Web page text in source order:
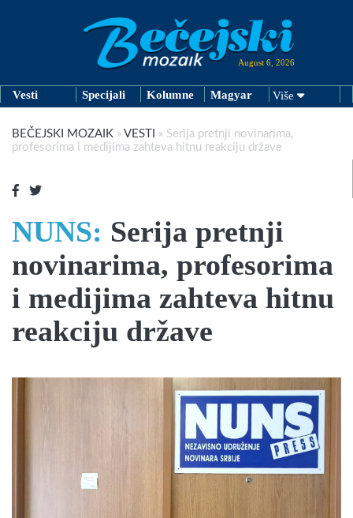
August 6, 2026
Vesti Specijali Kolumne Magyar Više
BEČEJSKI MOZAIK » VESTI » Serija pretnji novinarima,
profesorima i medijima zahteva hitnu reakciju države
NUNS: Serija pretnji
novinarima, profesorima
i medijima zahteva hitnu
reakciju države